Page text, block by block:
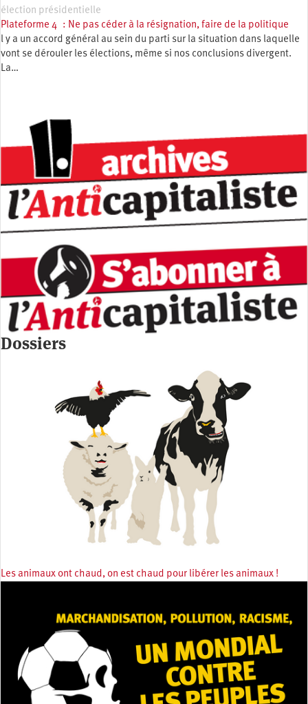
élection présidentielle
Plateforme 4 : Ne pas céder à la résignation, faire de la politique
l y a un accord général au sein du parti sur la situation dans laquelle
vont se dérouler les élections, même si nos conclusions divergent.
La…
Dossiers
Les animaux ont chaud, on est chaud pour libérer les animaux !